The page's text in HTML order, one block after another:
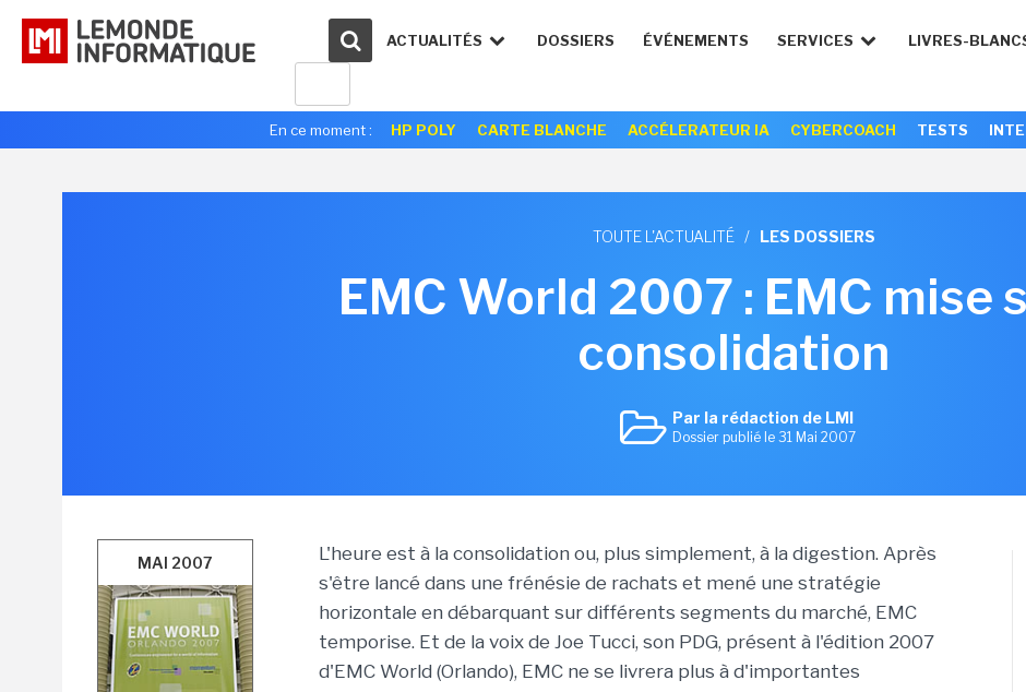
ACTUALITÉS DOSSIERS ÉVÉNEMENTS SERVICES LIVRES-
En ce moment : HP POLY CARTE BLANCHE ACCÉLERATEUR IA CYBERCOACH TESTS
TOUTE L'ACTUALITÉ / LES DOSSIERS
EMC World 2007 : EMC mise
consolidation
Par la rédaction de LMI
Dossier publié le 31 Mai 2007
MAI 2007
L'heure est à la consolidation ou, plus simplement, à la digestion. Après
s'être lancé dans une frénésie de rachats et mené une stratégie
horizontale en débarquant sur différents segments du marché, EMC
temporise. Et de la voix de Joe Tucci, son PDG, présent à l'édition 2007
d'EMC World (Orlando), EMC ne se livrera plus à d'importantes